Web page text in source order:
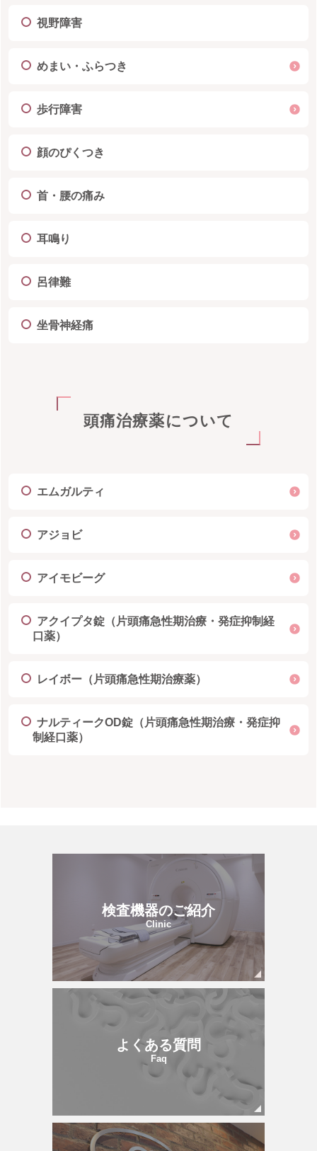
視野障害
めまい・ふらつき
歩行障害
顔のぴくつき
首・腰の痛み
耳鳴り
呂律難
坐骨神経痛
頭痛治療薬について
エムガルティ
アジョビ
アイモビーグ
アクイプタ錠（片頭痛急性期治療・発症抑制経
口薬）
レイボー（片頭痛急性期治療薬）
ナルティークOD錠（片頭痛急性期治療・発症抑
制経口薬）
検査機器のご紹介
Clinic
よくある質問
Faq